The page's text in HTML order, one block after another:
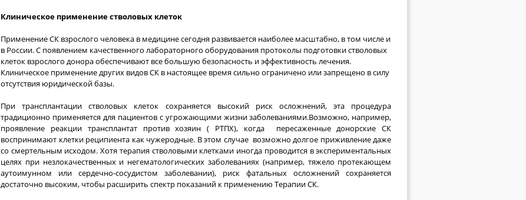
Клиническое применение стволовых клеток
Применение СК взрослого человека в медицине сегодня развивается наиболее масштабно, в том числе и
в России. С появлением качественного лабораторного оборудования протоколы подготовки стволовых
клеток взрослого донора обеспечивают все большую безопасность и эффективность лечения.
Клиническое применение других видов СК в настоящее время сильно ограничено или запрещено в силу
отсутствия юридической базы.
При трансплантации стволовых клеток сохраняется высокий риск осложнений, эта процедура
традиционно применяется для пациентов с угрожающими жизни заболеваниями.Возможно, например,
проявление реакции трансплантат против хозяин ( РТПХ), когда пересаженные донорские СК
воспринимают клетки реципиента как чужеродные. В этом случае возможно долгое приживление даже
со смертельным исходом. Хотя терапия стволовыми клетками иногда проводится в экспериментальных
целях при незлокачественных и негематологических заболеваниях (например, тяжело протекающем
аутоимунном или сердечно-сосудистом заболевании), риск фатальных осложнений сохраняется
достаточно высоким, чтобы расширить спектр показаний к применению Терапии СК.